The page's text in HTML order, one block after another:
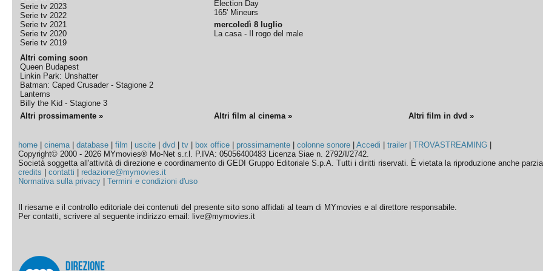
Serie tv 2023
Serie tv 2022
Serie tv 2021
Serie tv 2020
Serie tv 2019
Altri coming soon
Queen Budapest
Linkin Park: Unshatter
Batman: Caped Crusader - Stagione 2
Lanterns
Billy the Kid - Stagione 3
Election Day
165' Mineurs
mercoledì 8 luglio
La casa - Il rogo del male
Altri prossimamente » Altri film al cinema » Altri film in dvd »
home |cinema|database |film |uscite |dvd |tv box office prossimamente |colonne sonore |Accedi |trailer |TROVASTREAMING
Copyright© 2000 - 2026 MYmovies® Mo-Net s.r.l. P.IVA: 05056400483 Licenza Siae n. 2792/I/2742.
Società soggetta all'attività di direzione e coordinamento di GEDI Gruppo Editoriale S.p.A. Tutti i diritti riservati. È vietata la riproduzione anche
credits |contatti
redazione@mymovies.it
Normativa sulla privacy |Termini e condizioni d'uso
Il riesame e il controllo editoriale dei contenuti del presente sito sono affidati al team di MYmovies e al direttore responsabile.
Per contatti, scrivere al seguente indirizzo email: live@mymovies.it